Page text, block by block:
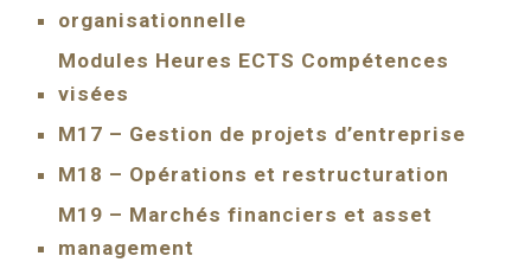
organisationnelle
Modules Heures ECTS Compétences
visées
M17 – Gestion de projets d’entreprise
M18 – Opérations et restructuration
M19 – Marchés financiers et asset
management